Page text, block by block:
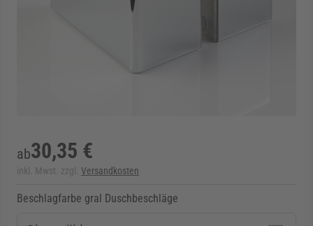
für Kategorie Aussenverglasung
ab30,35 €
inkl. Mwst. zzgl. Versandkosten
Beschlagfarbe gral Duschbeschläge